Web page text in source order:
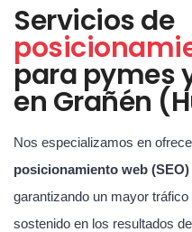
Servicios de
para pymes
en Grañén
Nos especializamos en
posicionamiento web (SEO)
garantizando un mayor
sostenido en los resultados